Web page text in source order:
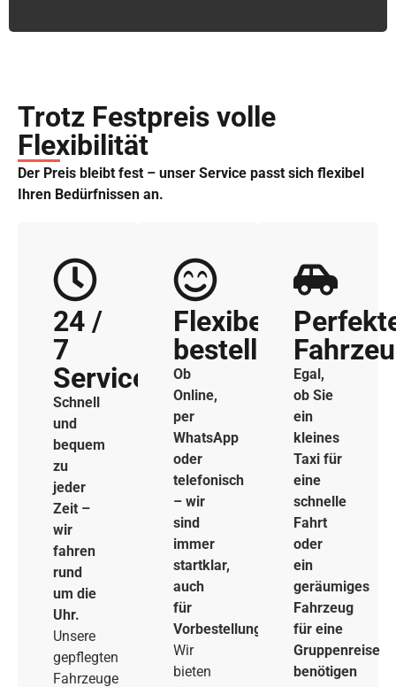
Trotz Festpreis volle
Flexibilität
Der Preis bleibt fest – unser Service passt sich flexibel
Ihren Bedürfnissen an.
24 /
7
Service
Schnell
und
bequem
zu
jeder
Zeit –
wir
fahren
rund
um die
Uhr.
Unsere
gepflegten
Fahrzeuge
Flexibel
bestellen
Ob
Online,
per
WhatsApp
oder
telefonisch
– wir
sind
immer
startklar,
auch
für
Vorbestellungen.
Wir
bieten
Egal,
ob Sie
ein
kleines
Taxi für
eine
schnelle
Fahrt
oder
ein
geräumiges
Fahrzeug
für eine
Gruppenreise
benötigen